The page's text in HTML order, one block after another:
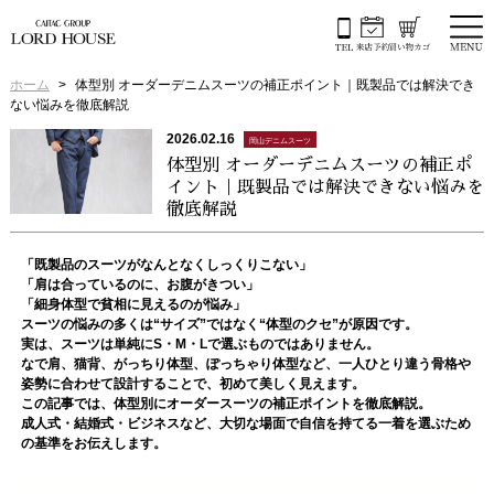
ホーム
体型別 オーダーデニムスーツの補正ポイント｜既製品では解決でき
ない悩みを徹底解説
2026.02.16 岡山デニムスーツ
体型別 オーダーデニムスーツの補正ポ
イント｜既製品では解決できない悩みを
徹底解説
「既製品のスーツがなんとなくしっくりこない」
「肩は合っているのに、お腹がきつい」
「細身体型で貧相に見えるのが悩み」
スーツの悩みの多くは“サイズ”ではなく“体型のクセ”が原因です。
実は、スーツは単純にS・M・Lで選ぶものではありません。
なで肩、猫背、がっちり体型、ぽっちゃり体型など、一人ひとり違う骨格や
姿勢に合わせて設計することで、初めて美しく見えます。
この記事では、体型別にオーダースーツの補正ポイントを徹底解説。
成人式・結婚式・ビジネスなど、大切な場面で自信を持てる一着を選ぶため
の基準をお伝えします。